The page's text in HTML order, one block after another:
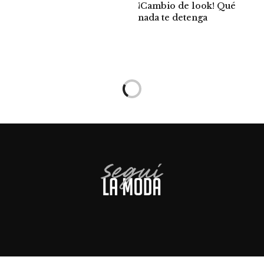
¡Cambio de look! Qué
nada te detenga